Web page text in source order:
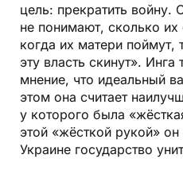
цель: прекратить
не понимают, сколько их
когда их матери поймут,
эту власть скинут».
мнение, что идеальный
этом она считает
у которого была
этой «жёсткой рукой» он
Украине государство